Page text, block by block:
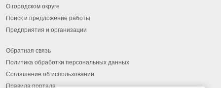
О городском округе
Поиск и предложение работы
Предприятия и организации
Обратная связь
Политика обработки персональных данных
Соглашение об использовании
Правила портала